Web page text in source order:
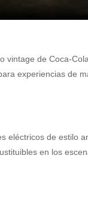
vintage de Coca-
experiencias de
eléctricos de estilo
en los